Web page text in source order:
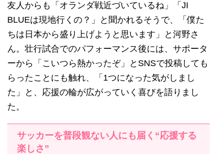
友人からも「オランダ戦近づいているね」「JI
BLUEは現地行くの？」と聞かれるそうで、「僕た
ちは日本から盛り上げようと思います」と河野さ
ん。壮行試合でのパフォーマンス後には、サポータ
ーから「こいつら熱かったぞ」とSNSで投稿しても
らったことにも触れ、「1つになった気がしまし
た」と、応援の輪が広がっていく喜びを語りまし
た。
サッカーを普段観ない人にも届く“応援する
楽しさ”